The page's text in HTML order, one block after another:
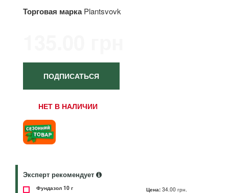
Торговая марка Plantsvovk
ПОДПИСАТЬСЯ
НЕТ В НАЛИЧИИ
Эксперт рекомендует
Фундазол 10 г Цена: 34.00 грн.